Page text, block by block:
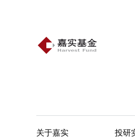
关于嘉实 投研